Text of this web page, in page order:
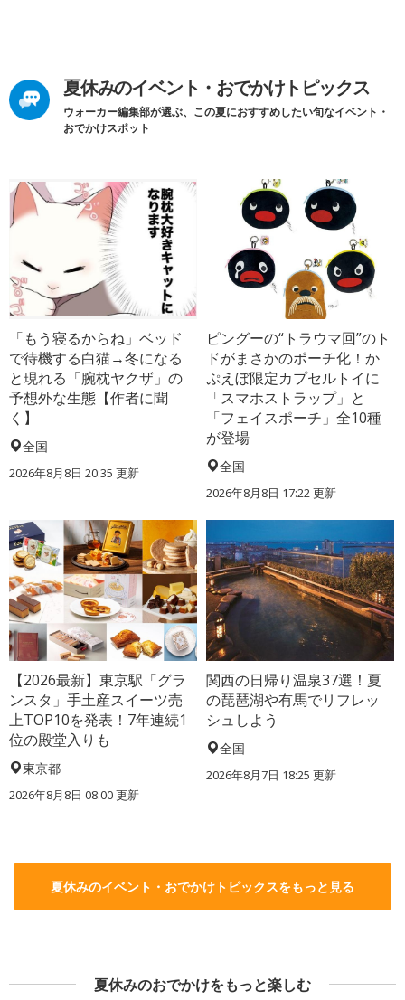
夏休みのイベント・おでかけトピックス
ウォーカー編集部が選ぶ、この夏におすすめしたい旬なイベント・
おでかけスポット
「もう寝るからね」ベッド
で待機する白猫→冬になる
と現れる「腕枕ヤクザ」の
予想外な生態【作者に聞
く】
全国
2026年8月8日 20:35 更新
ピングーの“トラウマ回”のト
ドがまさかのポーチ化！か
ぷえぼ限定カプセルトイに
「スマホストラップ」と
「フェイスポーチ」全10種
が登場
全国
2026年8月8日 17:22更新
【2026最新】東京駅「グラ
ンスタ」手土産スイーツ売
上TOP10を発表！7年連続1
位の殿堂入りも
東京都
2026年8月8日 08:00更新
関西の日帰り温泉37選！夏
の琵琶湖や有馬でリフレッ
シュしよう
全国
2026年8月7日 18:25 更新
夏休みのイベント・おでかけトピックスをもっと見る
夏休みのおでかけをもっと楽しむ